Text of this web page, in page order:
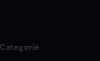
Categorie